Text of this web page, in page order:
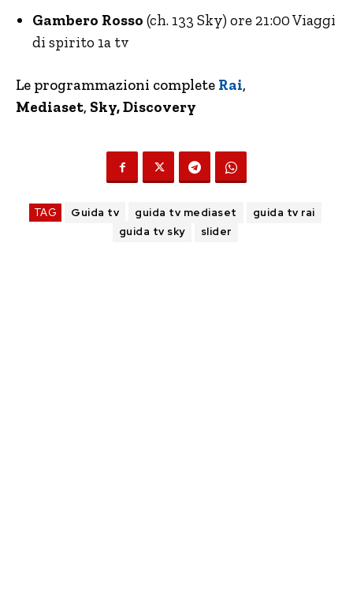
Gambero Rosso (ch. 133 Sky) ore 21:00 Viaggi
di spirito 1a tv
Le programmazioni complete Rai,
Mediaset, Sky, Discovery
TAG Guida tv guida tv mediaset
guida tv rai
guida tv sky
slider